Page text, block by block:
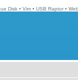
Disk • Vim • USB Raptor •